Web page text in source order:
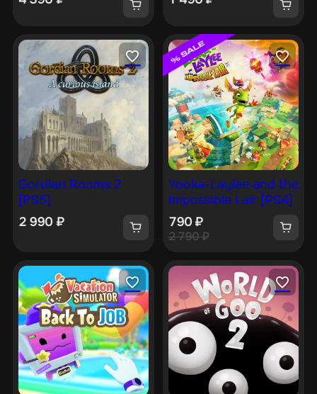
Gordian Rooms 2
[PS5]
2 990 ₽
Yooka-Laylee and the
Impossible Lair [PS4]
2 790₽
790₽